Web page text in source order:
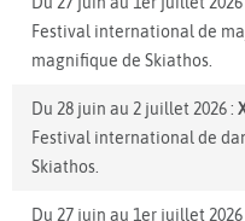
Festival international de
magnifique de Skiathos.
Du 28 juin au 2 juillet 2026 :
Festival international de
Skiathos.
Du 27 juin au 1er juillet 2026